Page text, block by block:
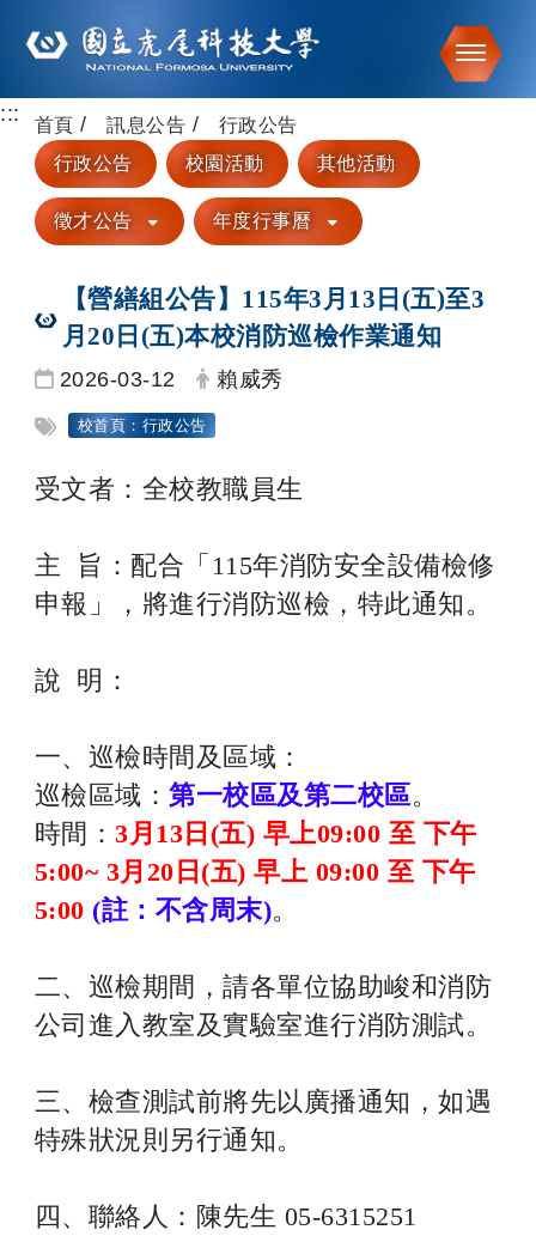
跳到主要內容
::: 首頁 訊息公告
行政公告
行政公告
校園活動 其他活動
徵才公告 年度行事曆
【營繕組公告】115年3月13日(五)至3
月20日(五)本校消防巡檢作業通知
日期：
2026-03-12 發布者：
賴威秀
標籤：
校首頁：行政公告
受文者：全校教職員生
主 旨：配合「115年消防安全設備檢修
申報」，將進行消防巡檢，特此通知。
說 明：
一、巡檢時間及區域：
巡檢區域： 第一校區及第二校區。
時間： 3月13日(五) 早上09:00 至 下午
5:00~ 3月20日(五) 早上 09:00 至 下午
5:00 (註：不含周末)。
二、巡檢期間，請各單位協助峻和消防
公司進入教室及實驗室進行消防測試。
三、檢查測試前將先以廣播通知，如遇
特殊狀況則另行通知。
四、聯絡人：陳先生 05-6315251